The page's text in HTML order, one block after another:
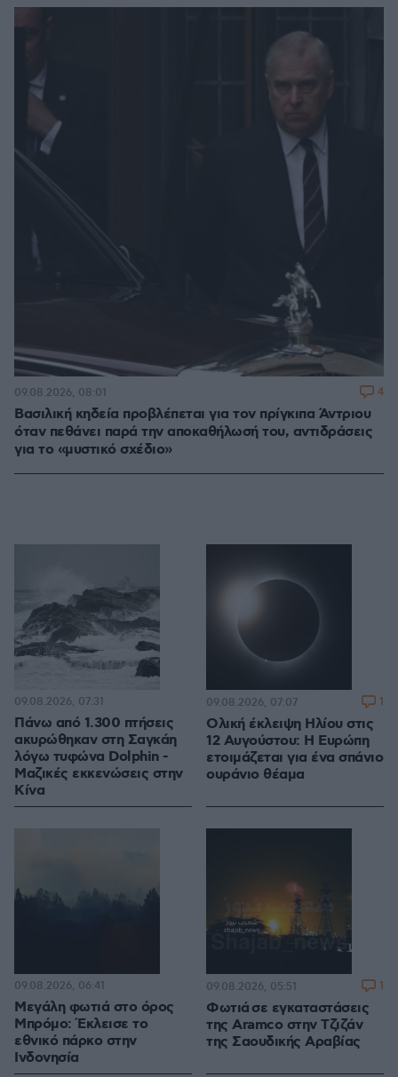
Βασιλική κηδεία προβλέπεται για τον πρίγκιπα Άντριου
όταν πεθάνει παρά την αποκαθήλωσή του, αντιδράσεις
για το «μυστικό σχέδιο»
09.08.2026, 08:01 4
Πάνω από 1.300 πτήσεις
ακυρώθηκαν στη Σαγκάη
λόγω τυφώνα Dolphin -
Μαζικές εκκενώσεις στην
Κίνα
09.08.2026, 07:31
Ολική έκλειψη Ηλίου στις
12 Αυγούστου: Η Ευρώπη
ετοιμάζεται για ένα σπάνιο
ουράνιο θέαμα
09.08.2026, 07:07 1
Μεγάλη φωτιά στο όρος
Μπρόμο: Έκλεισε το
εθνικό πάρκο στην
Ινδονησία
09.08.2026, 06:41
Φωτιά σε εγκαταστάσεις
της Aramco στην Τζιζάν
της Σαουδικής Αραβίας
09.08.2026, 05:51 1